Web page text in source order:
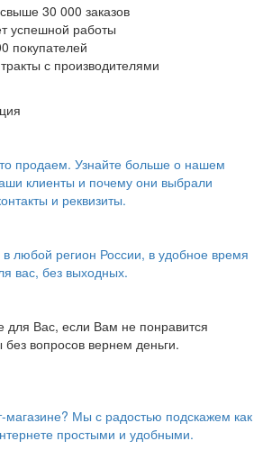
30 000 заказов
успешной работы
покупателей
с производителями
продаем. Узнайте больше о нашем
клиенты и почему они выбрали
и реквизиты.
любой регион России, в удобное время
вас, без выходных.
Вас, если Вам не понравится
без вопросов вернем деньги.
магазине? Мы с радостью подскажем как
простыми и удобными.